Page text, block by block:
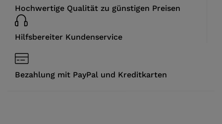
Hochwertige Qualität zu günstigen Preisen
Hilfsbereiter Kundenservice
Bezahlung mit PayPal und Kreditkarten